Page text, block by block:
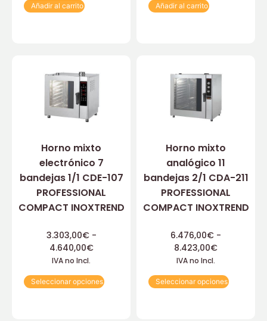
Añadir al carrito Añadir al carrito
Horno mixto
electrónico 7
bandejas 1/1 CDE-107
PROFESSIONAL
COMPACT INOXTREND
3.303,00€ -
4.640,00€
IVA no Incl.
Seleccionar opciones
Horno mixto
analógico 11
bandejas 2/1 CDA-211
PROFESSIONAL
COMPACT INOXTREND
6.476,00€ -
8.423,00€
IVA no Incl.
Seleccionar opciones